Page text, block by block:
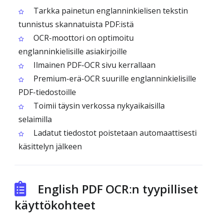
Tarkka painetun englanninkielisen tekstin
tunnistus skannatuista PDF:istä
OCR-moottori on optimoitu
englanninkielisille asiakirjoille
Ilmainen PDF-OCR sivu kerrallaan
Premium-erä-OCR suurille englanninkielisille
PDF-tiedostoille
Toimii täysin verkossa nykyaikaisilla
selaimilla
Ladatut tiedostot poistetaan automaattisesti
käsittelyn jälkeen
English PDF OCR:n tyypilliset
käyttökohteet